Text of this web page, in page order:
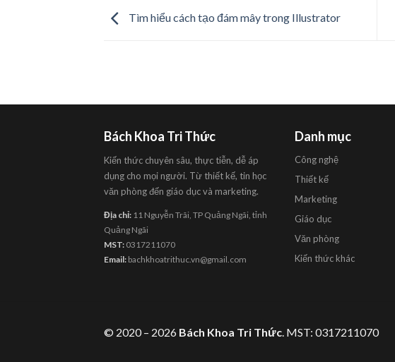
Tìm hiểu cách tạo đám mây trong Illustrator
Bách Khoa Tri Thức
Kiến thức chuyên sâu, thực tiễn, dễ áp
dụng cho mọi người. Từ thiết kế, tin học
văn phòng đến giáo dục và marketing.
Địa chỉ: 11 Nguyễn Trãi, TP Quảng Ngãi, tỉnh
Quảng Ngãi
MST: 0317211070
Email: bachkhoatrithuc.vn@gmail.com
Danh mục
Công nghệ
Thiết kế
Marketing
Giáo dục
Văn phòng
Kiến thức khác
© 2020 – 2026 Bách Khoa Tri Thức. MST: 0317211070